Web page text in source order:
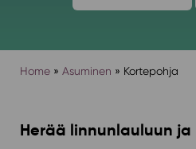
Home» Asuminen » Kortepohja
Herää linnunlauluun